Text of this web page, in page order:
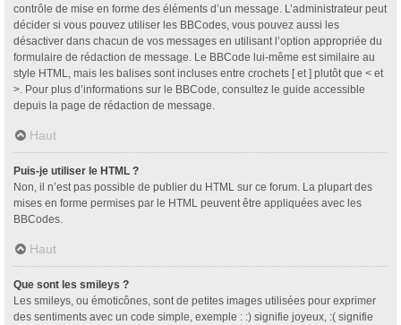
contrôle de mise en forme des éléments d’un message. L’administrateur peut
décider si vous pouvez utiliser les BBCodes, vous pouvez aussi les
désactiver dans chacun de vos messages en utilisant l’option appropriée du
formulaire de rédaction de message. Le BBCode lui-même est similaire au
style HTML, mais les balises sont incluses entre crochets [ et ] plutôt que < et
>. Pour plus d’informations sur le BBCode, consultez le guide accessible
depuis la page de rédaction de message.
Haut
Puis-je utiliser le HTML ?
Non, il n’est pas possible de publier du HTML sur ce forum. La plupart des
mises en forme permises par le HTML peuvent être appliquées avec les
BBCodes.
Haut
Que sont les smileys ?
Les smileys, ou émoticônes, sont de petites images utilisées pour exprimer
des sentiments avec un code simple, exemple : :) signifie joyeux, :( signifie